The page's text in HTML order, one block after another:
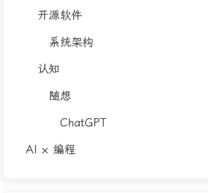
开源软件
系统架构
认知
随想
ChatGPT
AI × 编程